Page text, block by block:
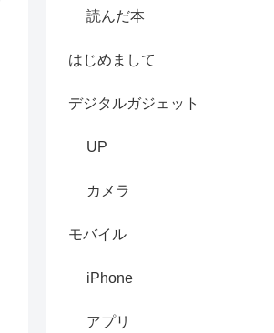
読んだ本
はじめまして
デジタルガジェット
UP
カメラ
モバイル
iPhone
アプリ